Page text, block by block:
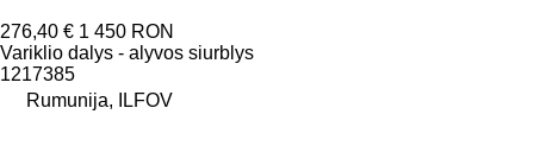
276,40 € 1 450 RON
Variklio dalys - alyvos siurblys
1217385
Rumunija, ILFOV